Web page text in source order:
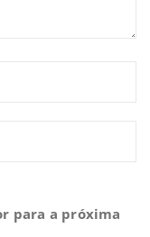
para a próxima